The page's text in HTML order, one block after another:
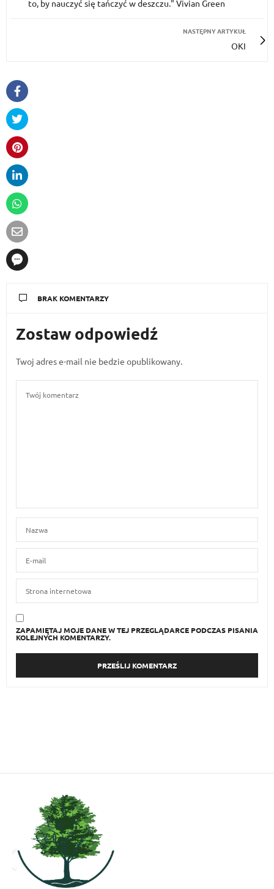
to, by nauczyć się tańczyć w deszczu." Vivian Green
NASTĘPNY ARTYKUŁ
OKI
BRAK KOMENTARZY
Zostaw odpowiedź
Twoj adres e-mail nie bedzie opublikowany.
ZAPAMIĘTAJ MOJE DANE W TEJ PRZEGLĄDARCE PODCZAS PISANIA
KOLEJNYCH KOMENTARZY.